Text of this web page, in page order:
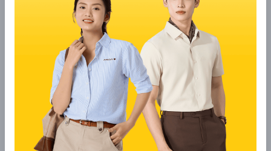
Mẫu áo gió chống nắng nam
Mẫu áo gió chống nắng nam thời trang